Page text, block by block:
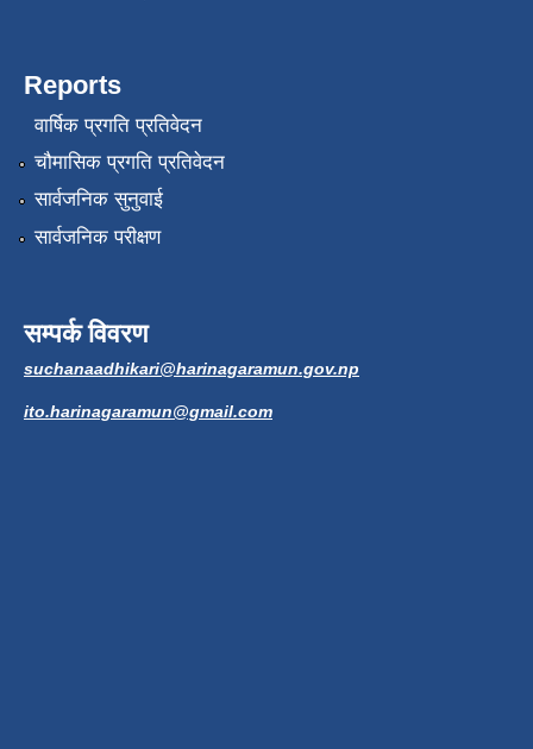
Reports
वार्षिक प्रगति प्रतिवेदन
चौमासिक प्रगति प्रतिवेदन
सार्वजनिक सुनुवाई
सार्वजनिक परीक्षण
सम्पर्क विवरण
suchanaadhikari@harinagaramun.gov.np
ito.harinagaramun@gmail.com